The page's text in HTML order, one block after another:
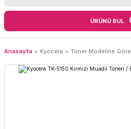
ÜRÜNÜ BUL
Anasayfa Kyocera Toner Modeline Göre